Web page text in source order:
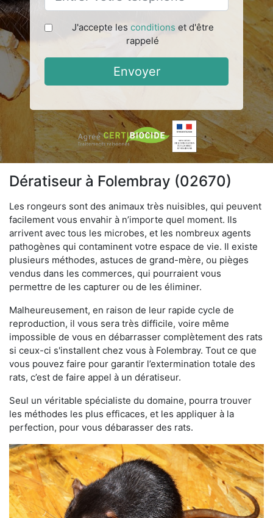
J'accepte les conditions et d'être
rappelé
Envoyer
Dératiseur à Folembray (02670)
Les rongeurs sont des animaux très nuisibles, qui peuvent
facilement vous envahir à n’importe quel moment. Ils
arrivent avec tous les microbes, et les nombreux agents
pathogènes qui contaminent votre espace de vie. Il existe
plusieurs méthodes, astuces de grand-mère, ou pièges
vendus dans les commerces, qui pourraient vous
permettre de les capturer ou de les éliminer.
Malheureusement, en raison de leur rapide cycle de
reproduction, il vous sera très difficile, voire même
impossible de vous en débarrasser complètement des rats
si ceux-ci s'installent chez vous à Folembray. Tout ce que
vous pouvez faire pour garantir l’extermination totale des
rats, c’est de faire appel à un dératiseur.
Seul un véritable spécialiste du domaine, pourra trouver
les méthodes les plus efficaces, et les appliquer à la
perfection, pour vous débarasser des rats.